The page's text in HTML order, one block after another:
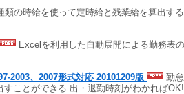
類の時給を使って定時給と残業給を算出す
Excelを利用した自動展開による勤務表
2003、2007形式対応 20101209版
勤
ことができる 出・退勤時刻がわかれば